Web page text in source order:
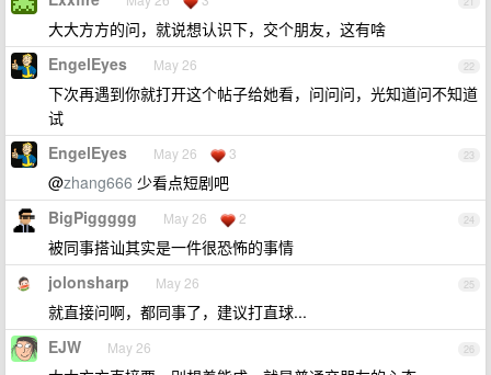
大大方方的问，就说想认识下，交个朋友，这有啥
22
EngelEyes May 26
下次再遇到你就打开这个帖子给她看，问问问，光知道问不知道
试
23
EngelEyes May 26 3
@zhang666 少看点短剧吧
24
BigPiggggg May 26 2
被同事搭讪其实是一件很恐怖的事情
25
jolonsharp May 26
就直接问啊，都同事了，建议打直球...
26
EJW May 26